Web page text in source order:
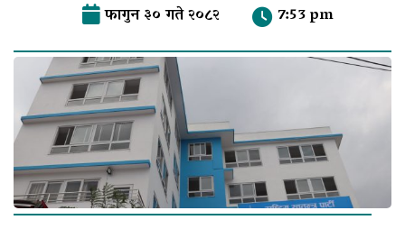
फागुन ३० गते २०८२ 7:53 pm